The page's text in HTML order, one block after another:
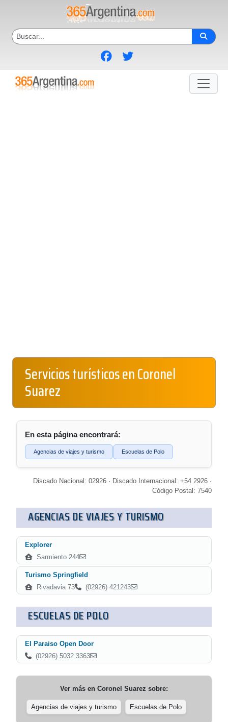
Servicios turísticos en Coronel
Suarez
En esta página encontrará:
Agencias de viajes y turismo Escuelas de Polo
Discado Nacional: 02926 · Discado Internacional: +54 2926 ·
Código Postal: 7540
AGENCIAS DE VIAJES Y TURISMO
Explorer
Sarmiento 244
Turismo Springfield
Rivadavia 73
(02926) 421243
ESCUELAS DE POLO
El Paraiso Open Door
(02926) 5032 3363
Ver más en Coronel Suarez sobre:
Agencias de viajes y turismo Escuelas de Polo